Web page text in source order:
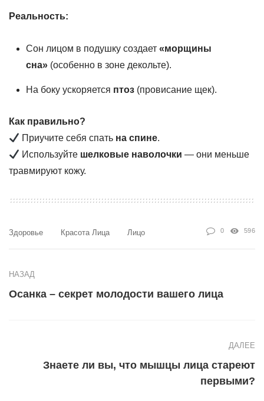
Реальность:
Сон лицом в подушку создает «морщины
сна»(особенно в зоне декольте).
На боку ускоряется птоз(провисание щек).
Как правильно?
Приучите себя спать на спине.
Используйте шелковые наволочки — они меньше
травмируют кожу.
Здоровье Красота Лица Лицо 0 596
НАЗАД
Осанка – секрет молодости вашего лица
ДАЛЕЕ
Знаете ли вы, что мышцы лица стареют
первыми?